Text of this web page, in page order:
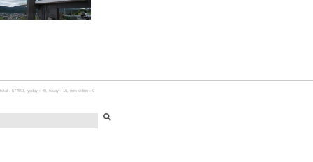
total：577591, yeday：49, today：16, now online：0